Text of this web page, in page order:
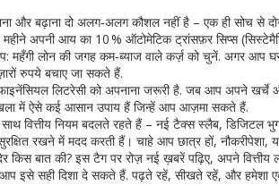
और बढ़ाना दो अलग‑अलग कौशल नहीं है – एक ही सोच से
अपनी आय का 10 % ऑटोमेटिक ट्रांसफ़र सिप्स
महँगी लोन की जगह कम‑ब्याज वाले कर्ज़ को चुनें. अगर
रुपये बचाए जा सकते हैं.
लिटरेसी को अपनाना जरूरी है. जब आप अपने खर्चे
में ऐसे कई आसान उपाय हैं जिन्हें आप आज़मा सकते हैं.
वित्तीय नियम बदलते रहते हैं – नई टैक्स स्लैब, डिजिटल
रखने में मदद करती हैं। चाहे आप छात्र हों, नौकरीपेशा,
किस बात की? इस टैग पर रोज़ नई ख़बरें पढ़िए, अपने
इसे सही दिशा दे सकते हैं. पढ़ते रहें, सीखते रहें, और हमेशा